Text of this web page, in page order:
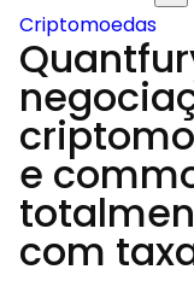
Criptomoedas
e
com